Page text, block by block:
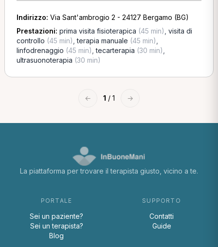
Indirizzo: Via Sant'ambrogio 2 - 24127 Bergamo (BG)
Prestazioni: prima visita fisioterapica (45 min) visita di
controllo (45 min) ,terapia manuale (45 min)
linfodrenaggio (45 min) ,tecarterapia (30 min)
ultrasuonoterapia (30 min)
← 1 / 1 →
La piattaforma per trovare il terapista giusto, vicino a te.
PORTALE
Sei un paziente?
Sei un terapista?
Blog
SUPPORTO
Contatti
Guide